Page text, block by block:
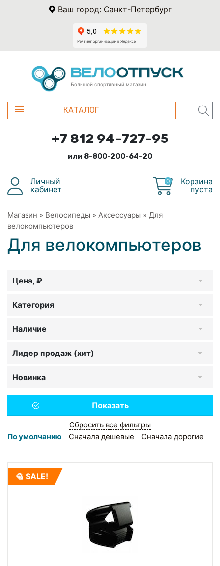
Ваш город: Санкт-Петербург
Большой спортивный магазин
КАТАЛОГ
+7 812 94-727-95
или 8-800-200-64-20
Личный
кабинет
0
Корзина
пуста
Магазин » Велосипеды » Аксессуары » Для
велокомпьютеров
Для велокомпьютеров
Цена, ₽
Категория
Наличие
Лидер продаж (хит)
Новинка
Сбросить все фильтры
По умолчанию
Сначала дешевые Сначала дорогие
SALE!